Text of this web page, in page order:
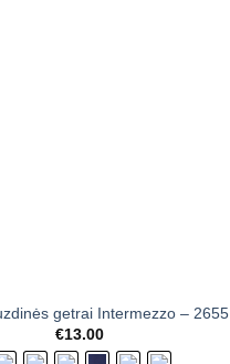
getrai Intermezzo – 2655
€13.00